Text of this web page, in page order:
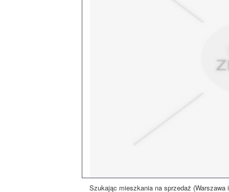
Szukając mieszkania na sprzedaż